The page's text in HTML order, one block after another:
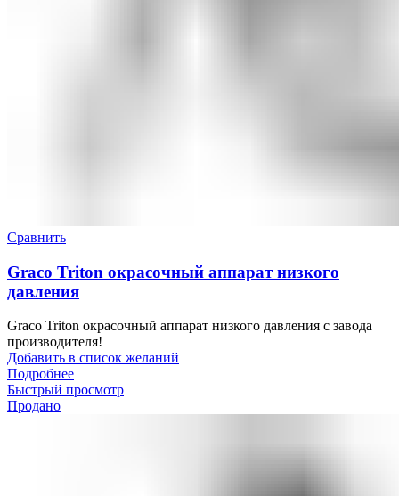
Сравнить
Graco Triton окрасочный аппарат низкого
давления
Graco Triton окрасочный аппарат низкого давления с завода
производителя!
Добавить в список желаний
Подробнее
Быстрый просмотр
Продано